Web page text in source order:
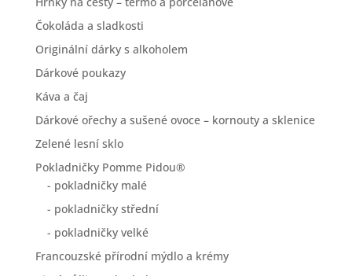
Čokoláda a sladkosti
Originální dárky s alkoholem
Dárkové poukazy
Káva a čaj
Dárkové ořechy a sušené ovoce – kornouty a sklenice
Zelené lesní sklo
Pokladničky Pomme Pidou®
- pokladničky malé
- pokladničky střední
- pokladničky velké
Francouzské přírodní mýdlo a krémy